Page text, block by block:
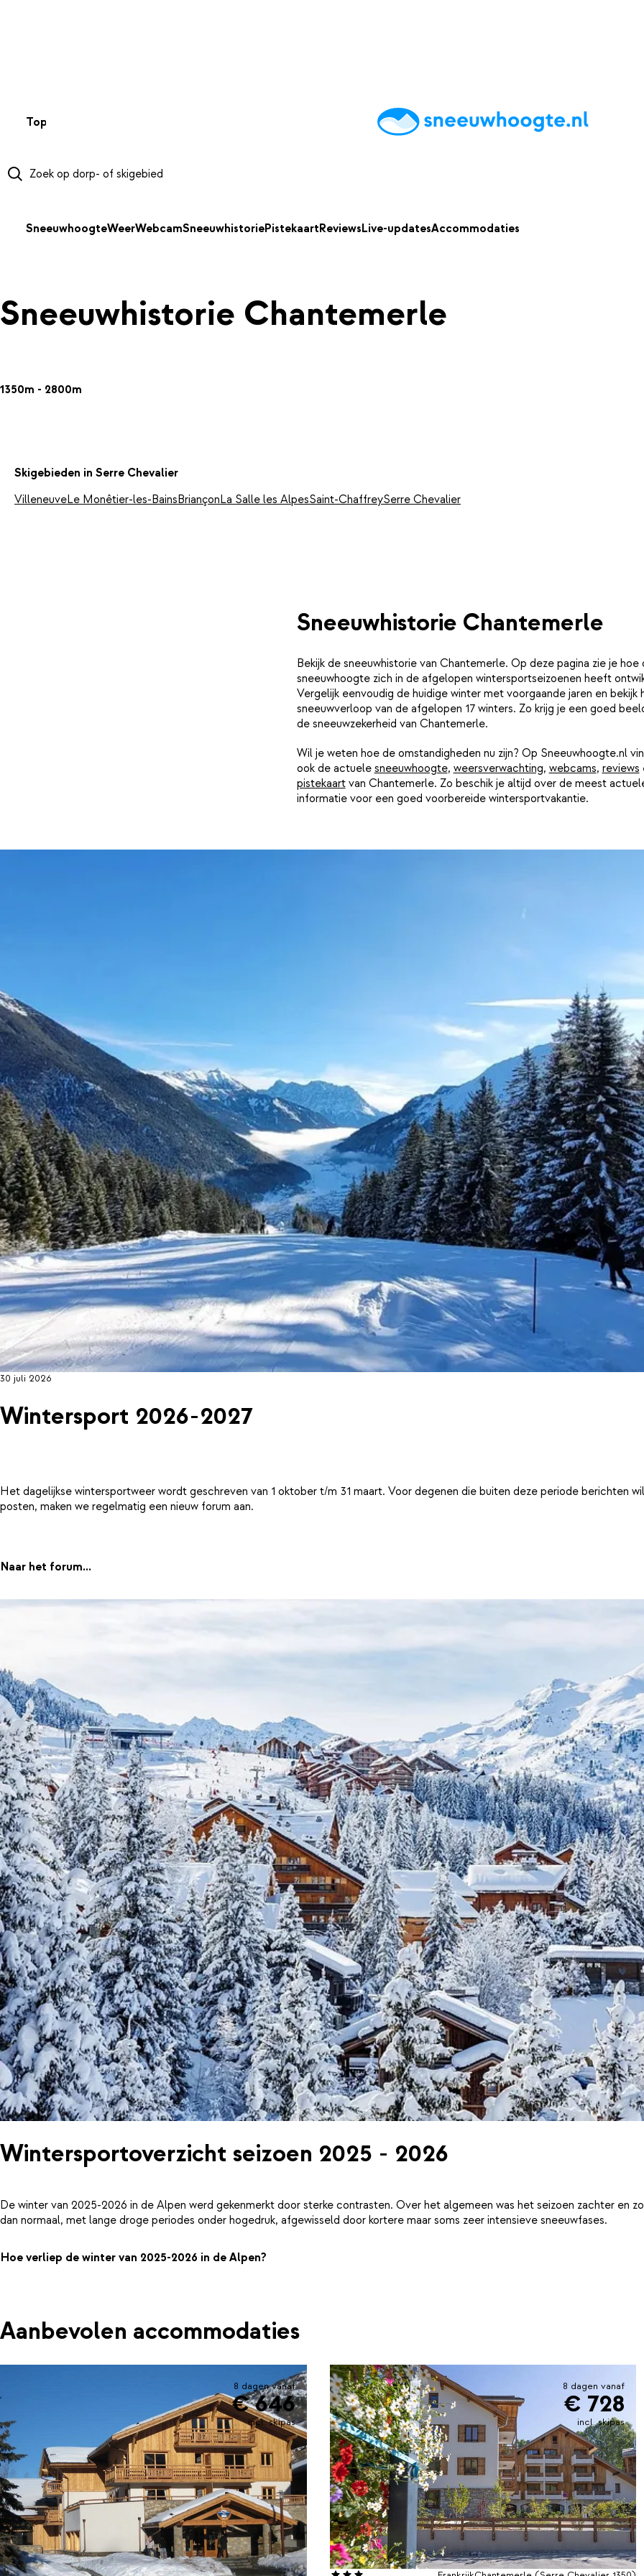
Top 50 AccommodatiesTipsReviewsLive updatesApp
SneeuwhoogteWeerWebcamSneeuwhistoriePistekaartReviewsLive-updatesAccommodaties
Sneeuwhistorie Chantemerle
1350m - 2800m
Skigebieden in Serre Chevalier
VilleneuveLe Monêtier-les-BainsBriançonLa Salle les AlpesSaint-ChaffreySerre Chevalier
Sneeuwhistorie Chantemerle
Bekijk de sneeuwhistorie van Chantemerle. Op deze pagina zie je hoe
sneeuwhoogte zich in de afgelopen wintersportseizoenen heeft
Vergelijk eenvoudig de huidige winter met voorgaande jaren en bekijk
sneeuwverloop van de afgelopen 17 winters. Zo krijg je een goed
de sneeuwzekerheid van Chantemerle.
Wil je weten hoe de omstandigheden nu zijn? Op Sneeuwhoogte.nl
ook de actuele sneeuwhoogte, weersverwachting, webcams, reviews
pistekaartvan Chantemerle. Zo beschik je altijd over de meest
informatie voor een goed voorbereide wintersportvakantie.
30 juli 2026
Wintersport 2026-2027
Het dagelijkse wintersportweer wordt geschreven van 1 oktober t/m 31 maart. Voor degenen die buiten deze periode berichten
posten, maken we regelmatig een nieuw forum aan.
Naar het forum...
Wintersportoverzicht seizoen 2025 - 2026
De winter van 2025-2026 in de Alpen werd gekenmerkt door sterke contrasten. Over het algemeen was het seizoen zachter en
dan normaal, met lange droge periodes onder hogedruk, afgewisseld door kortere maar soms zeer intensieve sneeuwfases.
Hoe verliep de winter van 2025-2026 in de Alpen?
Aanbevolen accommodaties
8 dagen vanaf
€ 646
incl. skipas
8 dagen vanaf
€ 728
incl. skipas